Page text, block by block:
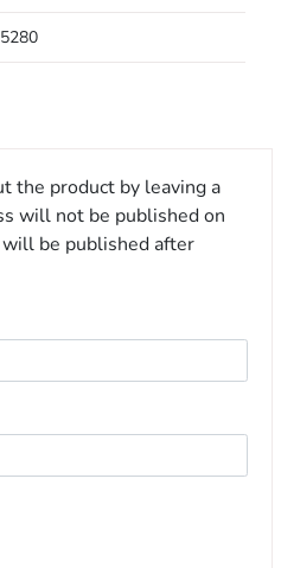
the product by leaving a
will not be published on
be published after